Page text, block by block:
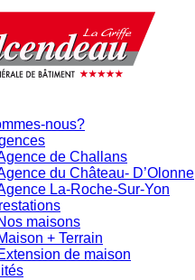
nous?
de Challans
du Château- D’Olonne
La-Roche-Sur-Yon
maisons
+ Terrain
de maison